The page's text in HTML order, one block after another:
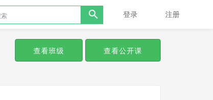
登录 注册
查看班级 查看公开课